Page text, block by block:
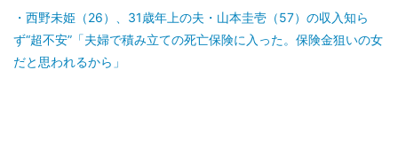
西野未姫（26）、31歳年上の夫・山本圭壱（57）の収入知ら
ず“超不安”「夫婦で積み立ての死亡保険に入った。保険金狙いの女
だと思われるから」